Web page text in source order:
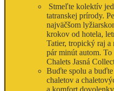
Stmeľte kolektív
tatranskej prírody.
najväčšom
krokov od hotela,
Tatier, tropický raj a
pár minút autom.
Chalets Jasná
Buďte spolu a
chaletov a